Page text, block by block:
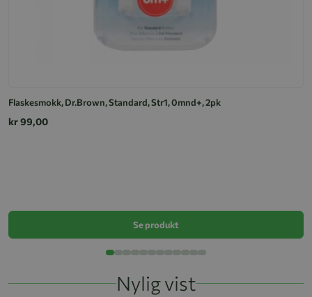
Flaskesmokk, Dr.Brown, Standard, Str1, 0mnd+, 2pk
kr 99,00
Se produkt
Nylig vist